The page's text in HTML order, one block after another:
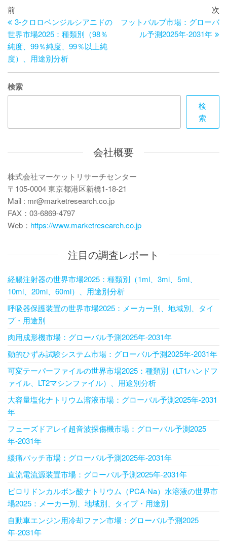
投
稿
ナ
ビ
ゲ
ー
ョ
過
去
の
投
稿
前
3-クロロベンジルシアニドの
世界市場2025：種類別（98％
純度、99％純度、99％以上純
度）、用途別分析
の
次
フットバルブ市場：グローバ
ル予測2025年-2031年
検索
検
索
会社概要
株式会社マーケットリサーチセンター
〒105-0004 東京都港区新橋1-18-21
Mail : mr@marketresearch.co.jp
FAX：03-6869-4797
Web： https://www.marketresearch.co.jp
注目の調査レポート
経腸注射器の世界市場2025：種類別（1ml、3ml、5ml、
10ml、20ml、60ml）、用途別分析
呼吸器保護装置の世界市場2025：メーカー別、地域別、タイ
プ・用途別
肉用成形機市場：グローバル予測2025年-2031年
動的ひずみ試験システム市場：グローバル予測2025年-2031年
可変テーパーファイルの世界市場2025：種類別（LT1ハンドフ
ァイル、LT2マシンファイル）、用途別分析
大容量塩化ナトリウム溶液市場：グローバル予測2025年-2031
年
フェーズドアレイ超音波探傷機市場：グローバル予測2025
年-2031年
緩痛パッチ市場：グローバル予測2025年-2031年
直流電流源装置市場：グローバル予測2025年-2031年
ピロリドンカルボン酸ナトリウム（PCA-Na）水溶液の世界市
場2025：メーカー別、地域別、タイプ・用途別
自動車エンジン用冷却ファン市場：グローバル予測2025
年-2031年